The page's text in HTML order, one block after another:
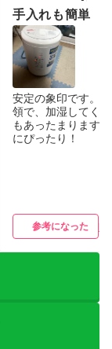
手入れも簡単
安定の象印です。
領で、加湿してく
もあったまります
にぴったり！
参考になった